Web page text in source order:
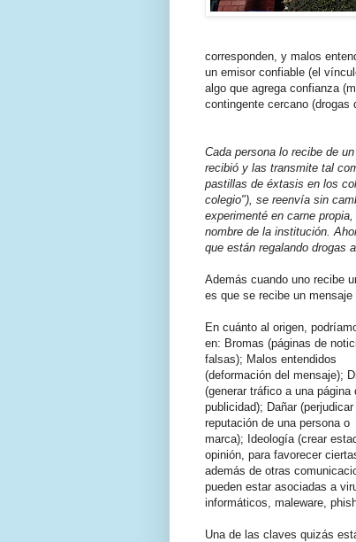
corresponden, y malos
un emisor confiable (el
algo que agrega confianza
contingente cercano (drogas
Cada persona lo recibe de
recibió y las transmite tal
pastillas de éxtasis en los
colegio"), se reenvía sin
experimenté en carne
nombre de la institución.
que están regalando drogas
Además cuando uno recibe
es que se recibe un mensaje
En cuánto al origen,
en: Bromas (páginas de
falsas); Malos entendidos
(deformación del mensaje);
(generar tráfico a una página
publicidad); Dañar (perjudicar
reputación de una persona o
marca); Ideología (crear
opinión, para favorecer
además de otras
pueden estar asociadas a v
informáticos, maleware,
Una de las claves quizás